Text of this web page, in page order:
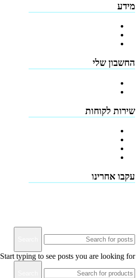
מידע
החשבון שלי
שירות לקוחות
עקבו אחרינו
Start typing to see posts you are looking for.